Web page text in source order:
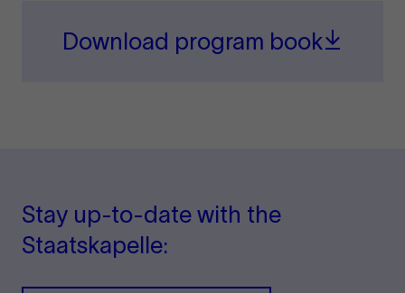
Download program book
Stay up-to-date with the
Staatskapelle: